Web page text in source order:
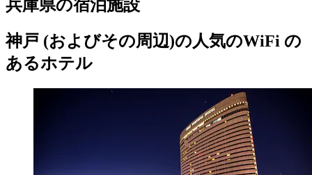
兵庫県の宿泊施設
神戸 (およびその周辺)の人気のWiFi の
あるホテル